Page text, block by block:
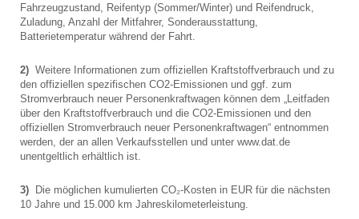
Fahrzeugzustand, Reifentyp (Sommer/Winter) und Reifendruck,
Zuladung, Anzahl der Mitfahrer, Sonderausstattung,
Batterietemperatur während der Fahrt.
2) Weitere Informationen zum offiziellen Kraftstoffverbrauch und zu
den offiziellen spezifischen CO2-Emissionen und ggf. zum
Stromverbrauch neuer Personenkraftwagen können dem „Leitfaden
über den Kraftstoffverbrauch und die CO2-Emissionen und den
offiziellen Stromverbrauch neuer Personenkraftwagen“ entnommen
werden, der an allen Verkaufsstellen und unter www.dat.de
unentgeltlich erhältlich ist.
3) Die möglichen kumulierten CO₂-Kosten in EUR für die nächsten
10 Jahre und 15.000 km Jahreskilometerleistung.